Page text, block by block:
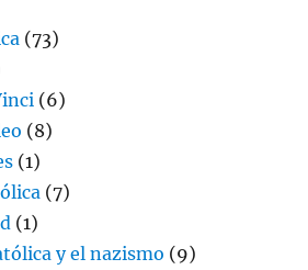
(73)
(6)
(8)
(1)
(7)
(1)
y el nazismo (9)